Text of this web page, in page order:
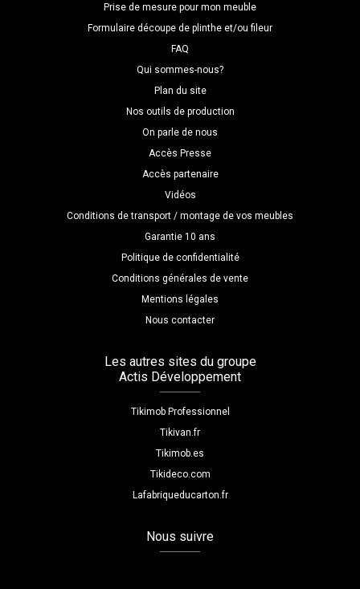
Prise de mesure pour mon meuble
Formulaire découpe de plinthe et/ou fileur
FAQ
Qui sommes-nous?
Plan du site
Nos outils de production
On parle de nous
Accès Presse
Accès partenaire
Vidéos
Conditions de transport / montage de vos meubles
Garantie 10 ans
Politique de confidentialité
Conditions générales de vente
Mentions légales
Nous contacter
Les autres sites du groupe
Actis Développement
Tikimob Professionnel
Tikivan.fr
Tikimob.es
Tikideco.com
Lafabriqueducarton.fr
Nous suivre